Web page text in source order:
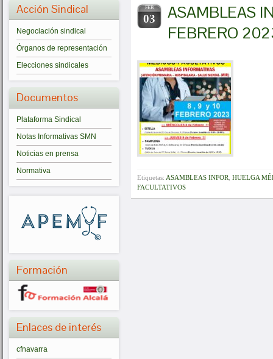
Acción Sindical
Negociación sindical
Órganos de representación
Elecciones sindicales
Documentos
Plataforma Sindical
Notas Informativas SMN
Noticias en prensa
Normativa
Formación
Enlaces de interés
cfnavarra
FEB
03
ASAMBLEAS
FEBRERO
Etiquetas: ASAMBLEAS INFOR HUELGA
FACULTATIVOS